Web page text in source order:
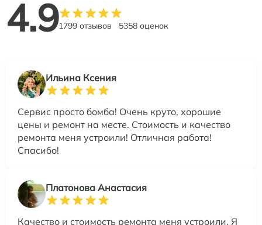
4.91799 отзывов 5358 оценок
Ильина Ксения
Сервис просто бомба! Очень круто, хорошие
цены и ремонт на месте. Стоимость и качество
ремонта меня устроили! Отличная работа!
Спасибо!
Платонова Анастасия
Качество и стоимость ремонта меня устроили. Я